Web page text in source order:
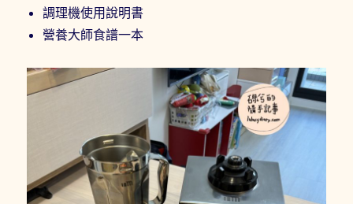
調理機使用說明書
營養大師食譜一本